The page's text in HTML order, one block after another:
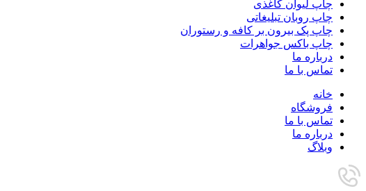
چاپ لیوان کاغذی
چاپ روبان تبلیغاتی
چاپ پک بیرون بر کافه و رستوران
چاپ باکس جواهرات
درباره ما
تماس با ما
خانه
فروشگاه
تماس با ما
درباره ما
وبلاگ